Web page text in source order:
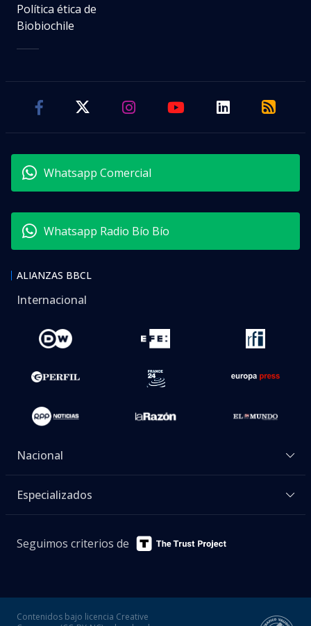
Política ética de
Biobiochile
Whatsapp Comercial
Whatsapp Radio Bío Bío
ALIANZAS BBCL
Internacional
Nacional
Especializados
Seguimos criterios de
Contenidos bajo licencia Creative